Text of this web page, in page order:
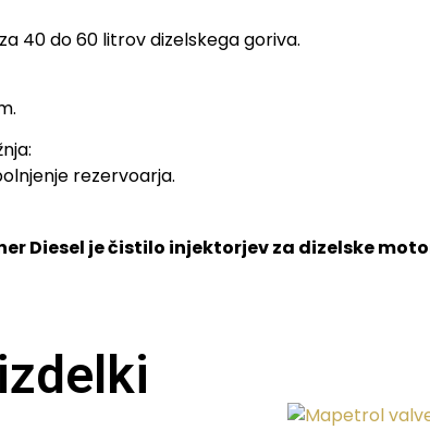
40 do 60 litrov dizelskega goriva.
rezervoarja.
Diesel je čistilo injektorjev za dizelske